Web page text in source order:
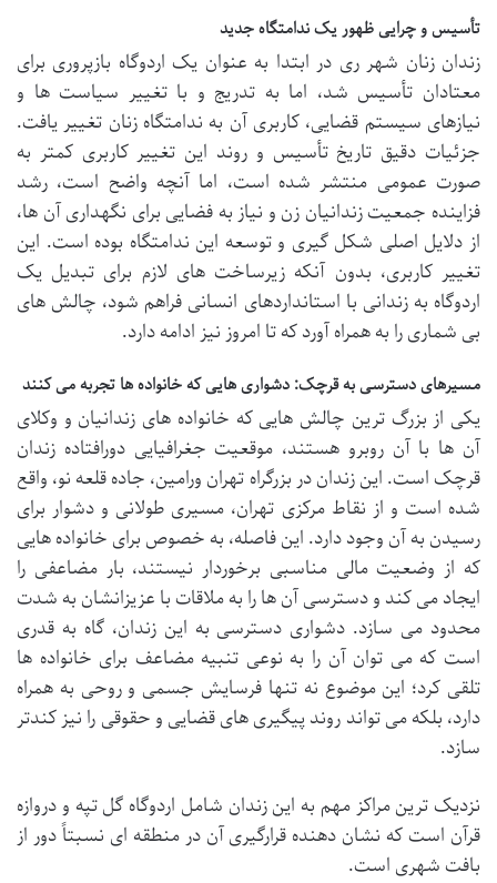
تأسیس و چرایی ظهور یک ندامتگاه جدید
زندان زنان شهر ری در ابتدا به عنوان یک اردوگاه بازپروری برای
معتادان تأسیس شد، اما به تدریج و با تغییر سیاست ها و
نیازهای سیستم قضایی، کاربری آن به ندامتگاه زنان تغییر یافت.
جزئیات دقیق تاریخ تأسیس و روند این تغییر کاربری کمتر به
صورت عمومی منتشر شده است، اما آنچه واضح است، رشد
فزاینده جمعیت زندانیان زن و نیاز به فضایی برای نگهداری آن ها،
از دلایل اصلی شکل گیری و توسعه این ندامتگاه بوده است. این
تغییر کاربری، بدون آنکه زیرساخت های لازم برای تبدیل یک
اردوگاه به زندانی با استانداردهای انسانی فراهم شود، چالش های
بی شماری را به همراه آورد که تا امروز نیز ادامه دارد.
مسیرهای دسترسی به قرچک: دشواری هایی که خانواده ها تجربه می کنند
یکی از بزرگ ترین چالش هایی که خانواده های زندانیان و وکلای
آن ها با آن روبرو هستند، موقعیت جغرافیایی دورافتاده زندان
قرچک است. این زندان در بزرگراه تهران ورامین، جاده قلعه نو، واقع
شده است و از نقاط مرکزی تهران، مسیری طولانی و دشوار برای
رسیدن به آن وجود دارد. این فاصله، به خصوص برای خانواده هایی
که از وضعیت مالی مناسبی برخوردار نیستند، بار مضاعفی را
ایجاد می کند و دسترسی آن ها را به ملاقات با عزیزانشان به شدت
محدود می سازد. دشواری دسترسی به این زندان، گاه به قدری
است که می توان آن را به نوعی تنبیه مضاعف برای خانواده ها
تلقی کرد؛ این موضوع نه تنها فرسایش جسمی و روحی به همراه
دارد، بلکه می تواند روند پیگیری های قضایی و حقوقی را نیز کندتر
سازد.
نزدیک ترین مراکز مهم به این زندان شامل اردوگاه گل تپه و دروازه
قرآن است که نشان دهنده قرارگیری آن در منطقه ای نسبتاً دور از
بافت شهری است.